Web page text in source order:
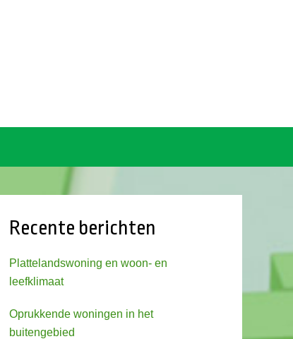
Recente berichten
Plattelandswoning en woon- en
leefklimaat
Oprukkende woningen in het
buitengebied